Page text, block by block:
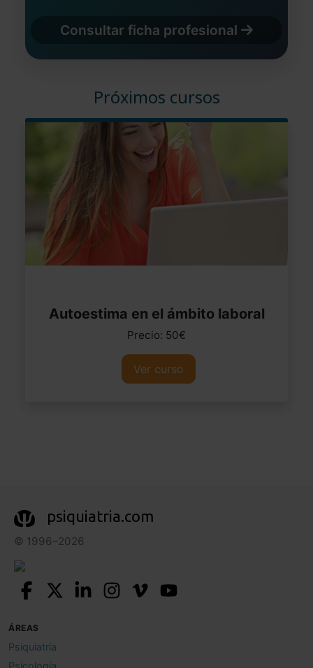
Consultar ficha profesional
Próximos cursos
Autoestima en el ámbito laboral
Precio: 50€
Ver curso
psiquiatria.com
© 1996–2026
ÁREAS
Psiquiatría
Psicología